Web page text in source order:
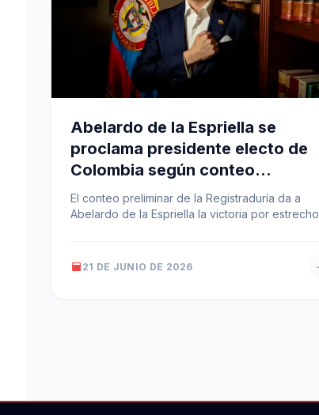
Abelardo de la Espriella se
proclama presidente electo de
Colombia según conteo
preliminar
El conteo preliminar de la Registraduría da a
Abelardo de la Espriella la victoria por estrecho
21 DE JUNIO DE 2026